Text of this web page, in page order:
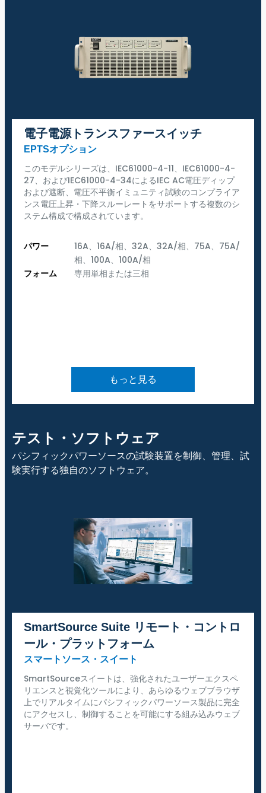
電子電源トランスファースイッチ
EPTSオプション
このモデルシリーズは、IEC61000-4-11、IEC61000-4-
27、およびIEC61000-4-34によるIEC AC電圧ディップ
および遮断、電圧不平衡イミュニティ試験のコンプライア
ンス電圧上昇・下降スルーレートをサポートする複数のシ
ステム構成で構成されています。
パワー
16A、16A/相、32A、32A/相、75A、75A/
相、100A、100A/相
フォーム
専用単相または三相
もっと見る
テスト・ソフトウェア
パシフィックパワーソースの試験装置を制御、管理、試
験実行する独自のソフトウェア。
SmartSource Suite リモート・コントロ
ール・プラットフォーム
スマートソース・スイート
SmartSourceスイートは、強化されたユーザーエクスペ
リエンスと視覚化ツールにより、あらゆるウェブブラウザ
上でリアルタイムにパシフィックパワーソース製品に完全
にアクセスし、制御することを可能にする組み込みウェブ
サーバです。